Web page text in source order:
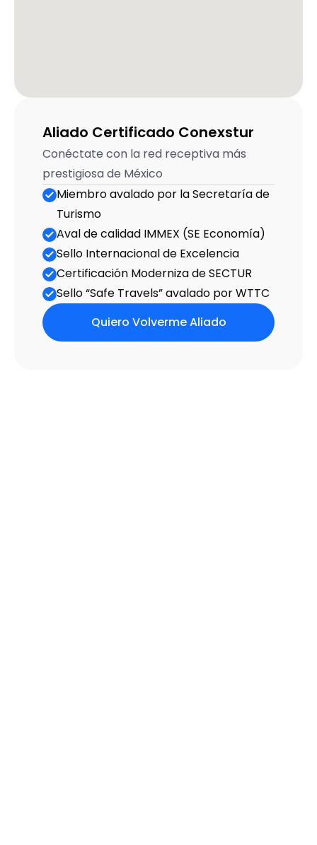
Aliado Certificado Conexstur
Conéctate con la red receptiva más
prestigiosa de México
Miembro avalado por la Secretaría de
Turismo
Aval de calidad IMMEX (SE Eco­nomía)
Sello Internacional de Excelencia
Certificación Moderniza de SECTUR
Sello “Safe Travels” avalado por WTTC
Quiero Volverme Aliado